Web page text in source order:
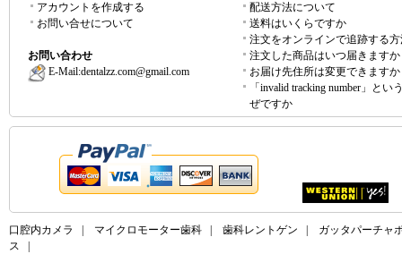
アカウントを作成する
お問い合せについて
お問い合わせ
E-Mail:dentalzz.com@gmail.com
配送方法について
送料はいくらですか
注文をオンラインで追跡する
注文した商品はいつ届きますか
お届け先住所は変更できますか
「invalid tracking number」とい
ぜですか
口腔内カメラ マイクロモーター歯科 歯科レントゲン
ガッタパーチャ
ス